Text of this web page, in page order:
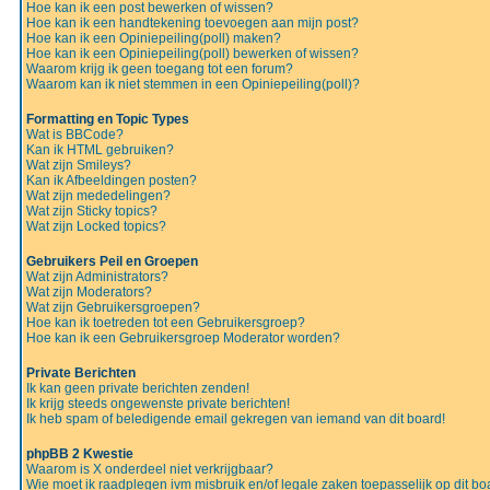
Hoe kan ik een post bewerken of wissen?
Hoe kan ik een handtekening toevoegen aan mijn post?
Hoe kan ik een Opiniepeiling(poll) maken?
Hoe kan ik een Opiniepeiling(poll) bewerken of wissen?
Waarom krijg ik geen toegang tot een forum?
Waarom kan ik niet stemmen in een Opiniepeiling(poll)?
Formatting en Topic Types
Wat is BBCode?
Kan ik HTML gebruiken?
Wat zijn Smileys?
Kan ik Afbeeldingen posten?
Wat zijn mededelingen?
Wat zijn Sticky topics?
Wat zijn Locked topics?
Gebruikers Peil en Groepen
Wat zijn Administrators?
Wat zijn Moderators?
Wat zijn Gebruikersgroepen?
Hoe kan ik toetreden tot een Gebruikersgroep?
Hoe kan ik een Gebruikersgroep Moderator worden?
Private Berichten
Ik kan geen private berichten zenden!
Ik krijg steeds ongewenste private berichten!
Ik heb spam of beledigende email gekregen van iemand van dit board!
phpBB 2 Kwestie
Waarom is X onderdeel niet verkrijgbaar?
Wie moet ik raadplegen ivm misbruik en/of legale zaken toepasselijk op dit